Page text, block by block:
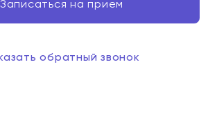
Записаться на прием
обратный звонок